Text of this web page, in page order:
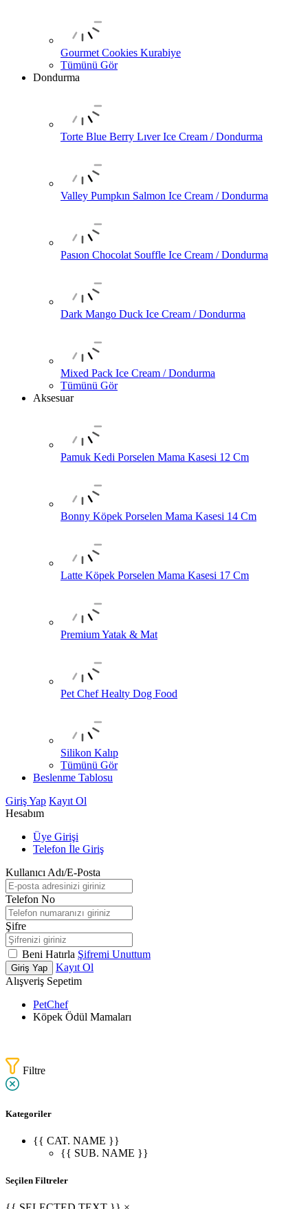
Gourmet Cookies Kurabiye
Tümünü Gör
Dondurma
Torte Blue Berry Lıver Ice Cream / Dondurma
Valley Pumpkın Salmon Ice Cream / Dondurma
Pasıon Chocolat Souffle Ice Cream / Dondurma
Dark Mango Duck Ice Cream / Dondurma
Mixed Pack Ice Cream / Dondurma
Tümünü Gör
Aksesuar
Pamuk Kedi Porselen Mama Kasesi 12 Cm
Bonny Köpek Porselen Mama Kasesi 14 Cm
Latte Köpek Porselen Mama Kasesi 17 Cm
Premium Yatak & Mat
Pet Chef Healty Dog Food
Silikon Kalıp
Tümünü Gör
Beslenme Tablosu
Giriş Yap Kayıt Ol
Hesabım
Üye Girişi
Telefon İle Giriş
Kullanıcı Adı/E-Posta
Telefon No
Şifre
Beni Hatırla Şifremi Unuttum
Giriş Yap
Kayıt Ol
Alışveriş Sepetim
PetChef
Köpek Ödül Mamaları
Filtre
Kategoriler
{{ CAT. NAME }}
{{ SUB. NAME }}
Seçilen Filtreler